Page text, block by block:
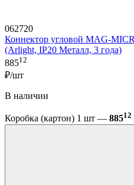
062720
Коннектор угловой MAG-
(Arlight, IP20 Металл, 3 года)
88512
₽/шт
В наличии
Коробка (картон) 1 шт — 88512